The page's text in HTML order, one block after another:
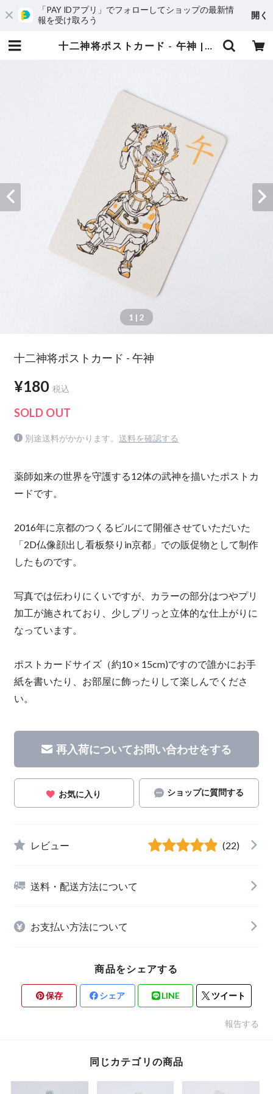
「PAY IDアプリ」でフォローしてショップの最新情
報を受け取ろう
開く
十二神将ポストカード - 午神 | ニシユキテンネットショップ
1 | 2
十二神将ポストカード - 午神
¥180 税込
SOLD OUT
別途送料がかかります。 送料を確認する
薬師如来の世界を守護する12体の武神を描いたポストカ
ードです。
2016年に京都のつくるビルにて開催させていただいた
「2D仏像顔出し看板祭りin京都」での販促物として制作
したものです。
写真では伝わりにくいですが、カラーの部分はつやプリ
加工が施されており、少しプリっと立体的な仕上がりに
なっています。
ポストカードサイズ（約10 × 15cm)ですので誰かにお手
紙を書いたり、お部屋に飾ったりして楽しんでくださ
い。
再入荷についてお問い合わせをする
お気に入り ショップに質問する
レビュー (22)
送料・配送方法について
お支払い方法について
商品をシェアする
保存 シェア LINE ツイート
報告する
同じカテゴリの商品